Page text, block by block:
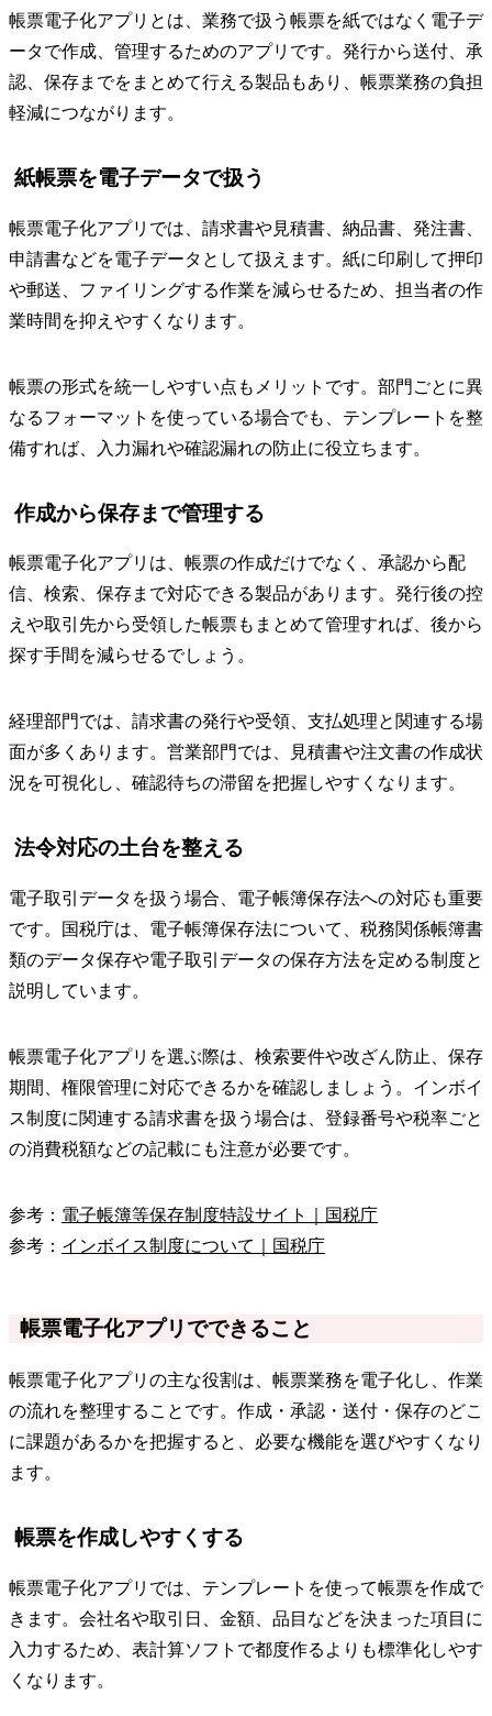
帳票電子化アプリとは、業務で扱う帳票を紙ではなく電子デ
ータで作成、管理するためのアプリです。発行から送付、承
認、保存までをまとめて行える製品もあり、帳票業務の負担
軽減につながります。
紙帳票を電子データで扱う
帳票電子化アプリでは、請求書や見積書、納品書、発注書、
申請書などを電子データとして扱えます。紙に印刷して押印
や郵送、ファイリングする作業を減らせるため、担当者の作
業時間を抑えやすくなります。
帳票の形式を統一しやすい点もメリットです。部門ごとに異
なるフォーマットを使っている場合でも、テンプレートを整
備すれば、入力漏れや確認漏れの防止に役立ちます。
作成から保存まで管理する
帳票電子化アプリは、帳票の作成だけでなく、承認から配
信、検索、保存まで対応できる製品があります。発行後の控
えや取引先から受領した帳票もまとめて管理すれば、後から
探す手間を減らせるでしょう。
経理部門では、請求書の発行や受領、支払処理と関連する場
面が多くあります。営業部門では、見積書や注文書の作成状
況を可視化し、確認待ちの滞留を把握しやすくなります。
法令対応の土台を整える
電子取引データを扱う場合、電子帳簿保存法への対応も重要
です。国税庁は、電子帳簿保存法について、税務関係帳簿書
類のデータ保存や電子取引データの保存方法を定める制度と
説明しています。
帳票電子化アプリを選ぶ際は、検索要件や改ざん防止、保存
期間、権限管理に対応できるかを確認しましょう。インボイ
ス制度に関連する請求書を扱う場合は、登録番号や税率ごと
の消費税額などの記載にも注意が必要です。
参考： 電子帳簿等保存制度特設サイト｜国税庁
参考： インボイス制度について｜国税庁
帳票電子化アプリでできること
帳票電子化アプリの主な役割は、帳票業務を電子化し、作業
の流れを整理することです。作成・承認・送付・保存のどこ
に課題があるかを把握すると、必要な機能を選びやすくなり
ます。
帳票を作成しやすくする
帳票電子化アプリでは、テンプレートを使って帳票を作成で
きます。会社名や取引日、金額、品目などを決まった項目に
入力するため、表計算ソフトで都度作るよりも標準化しやす
くなります。